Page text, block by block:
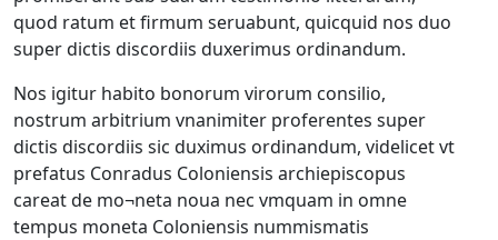
quod ratum et firmum seruabunt, quicquid nos duo
super dictis discordiis duxerimus ordinandum.
Nos igitur habito bonorum virorum consilio,
nostrum arbitrium vnanimiter proferentes super
dictis discordiis sic duximus ordinandum, videlicet vt
prefatus Conradus Coloniensis archiepiscopus
careat de mo¬neta noua nec vmquam in omne
tempus moneta Coloniensis nummismatis